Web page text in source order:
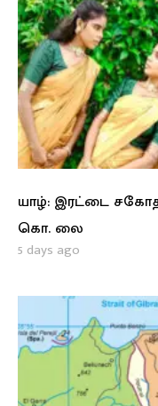
யாழ்: இரட்டை
கொ. லை
5 days ago